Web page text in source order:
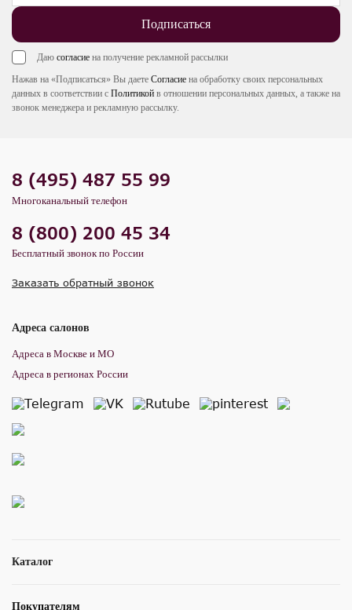
Подписаться
Даю согласие на получение рекламной рассылки
Нажав на «Подписаться» Вы даете Согласие на обработку своих персональных
данных в соответствии с Политикой в отношении персональных данных, а также на
звонок менеджера и рекламную рассылку.
Каталог
Покупателям
8 (495) 487 55 99
Многоканальный телефон
8 (800) 200 45 34
Бесплатный звонок по России
Заказать обратный звонок
Адреса салонов
Адреса в Москве и МО
Адреса в регионах России